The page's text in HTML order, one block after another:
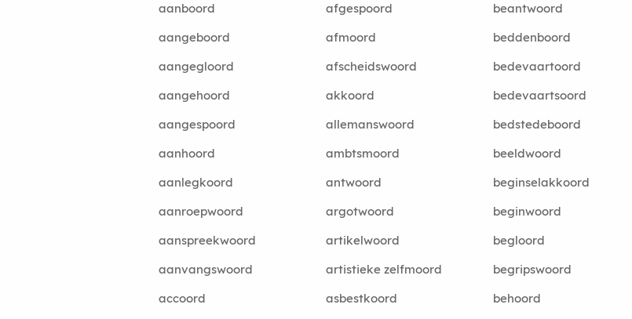
aanboord
afgespoord
beantwoord
aangeboord
afmoord
beddenboord
aangegloord
afscheidswoord
bedevaartoord
aangehoord
akkoord
bedevaartsoord
aangespoord
allemanswoord
bedstedeboord
aanhoord
ambtsmoord
beeldwoord
aanlegkoord
antwoord
beginselakkoord
aanroepwoord
argotwoord
beginwoord
aanspreekwoord
artikelwoord
begloord
aanvangswoord
artistieke zelfmoord
begripswoord
accoord
asbestkoord
behoord